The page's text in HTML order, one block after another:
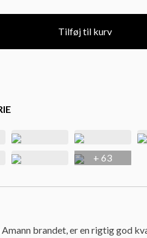
Tilføj til kurv
+ 63
brandet, er en rigtig god